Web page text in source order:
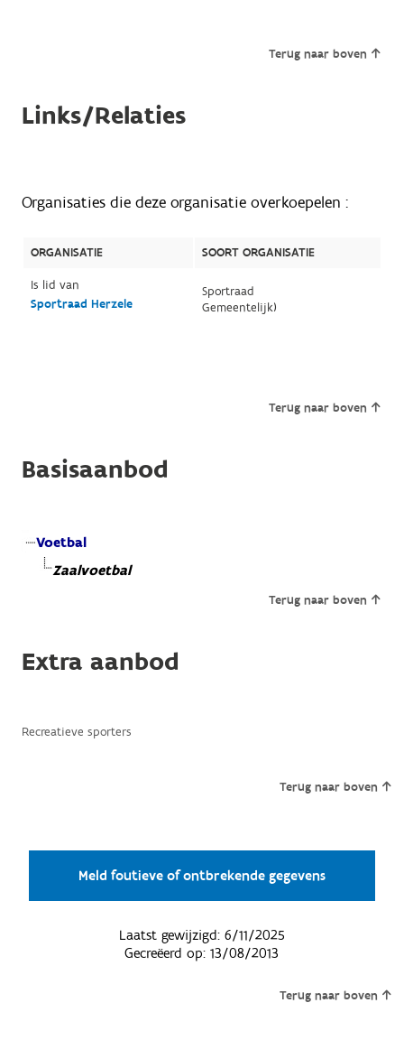
Terug naar boven
Links/Relaties
Organisaties die deze organisatie overkoepelen :
ORGANISATIE
SOORT ORGANISATIE
Is lid van
Sportraad Herzele
Sportraad
Gemeentelijk)
Terug naar boven
Basisaanbod
Voetbal
Zaalvoetbal
Terug naar boven
Extra aanbod
Recreatieve sporters
Terug naar boven
Meld foutieve of ontbrekende gegevens
Laatst gewijzigd: 6/11/2025
Gecreëerd op:13/08/2013
Terug naar boven